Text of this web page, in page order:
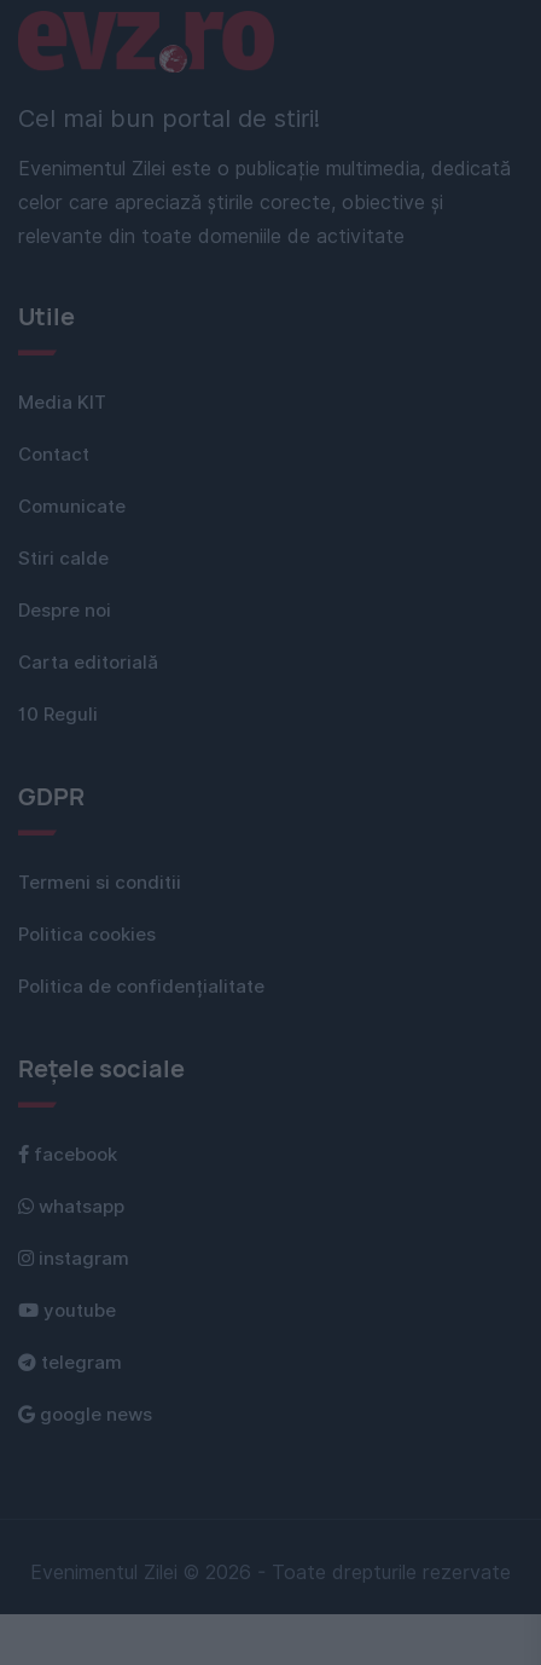
Cel mai bun portal de stiri!
Evenimentul Zilei este o publicație multimedia, dedicată
celor care apreciază știrile corecte, obiective și
relevante din toate domeniile de activitate
Linkuri utile
Utile
Media KIT
Contact
Comunicate
Stiri calde
Despre noi
Carta editorială
10 Reguli
GDPR
Termeni si conditii
Politica cookies
Politica de confidențialitate
Rețele sociale
facebook
whatsapp
instagram
youtube
telegram
google news
Evenimentul Zilei © 2026 - Toate drepturile rezervate